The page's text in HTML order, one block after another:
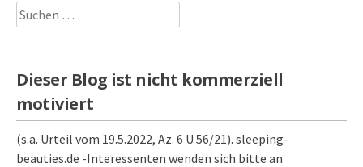
Suchen
nach:
Dieser Blog ist nicht kommerziell
motiviert
(s.a. Urteil vom 19.5.2022, Az. 6 U 56/21). sleeping-
beauties.de -Interessenten wenden sich bitte an